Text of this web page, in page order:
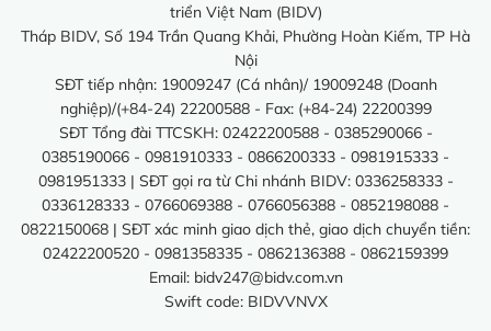
triển Việt Nam (BIDV)
Tháp BIDV, Số 194 Trần Quang Khải, Phường Hoàn Kiếm, TP Hà
Nội
SĐT tiếp nhận: 19009247 (Cá nhân)/ 19009248 (Doanh
nghiệp)/(+84-24) 22200588 - Fax: (+84-24) 22200399
SĐT Tổng đài TTCSKH: 02422200588 - 0385290066 -
0385190066 - 0981910333 - 0866200333 - 0981915333 -
0981951333 | SĐT gọi ra từ Chi nhánh BIDV: 0336258333 -
0336128333 - 0766069388 - 0766056388 - 0852198088 -
0822150068 | SĐT xác minh giao dịch thẻ, giao dịch chuyển tiền:
02422200520 - 0981358335 - 0862136388 - 0862159399
Email: bidv247@bidv.com.vn
Swift code: BIDVVNVX